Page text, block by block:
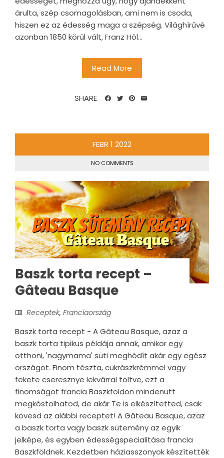
árulta, szép csomagolásban, ami nem is csoda,
hiszen ez az édesség maga a szépség. Világhírűvé
azonban 1850 körül vált, Franz Höl...
Read More
SHARE
FEBR 1 2022
NO COMMENTS
Baszk torta recept –
Gâteau Basque
Receptek, Franciaország
Baszk torta recept - A Gâteau Basque, azaz a
baszk torta tipikus példája annak, amikor egy
otthoni, 'nagymama' süti meghódít akár egy egész
országot. Finom tészta, cukrászkrémmel vagy
fekete cseresznye lekvárral töltve, ezt a
finomságot francia Baszkföldön mindenütt
megkóstolhatod, de akár Te is elkészítetted, csak
kövesd az alábbi receptet! A Gâteau Basque, azaz
a baszk torta vagy baszk sütemény az egyik
jelképe, és egyben édességspecialitása francia
Baszkföldnek. Kezdetben háziasszonyok készítették